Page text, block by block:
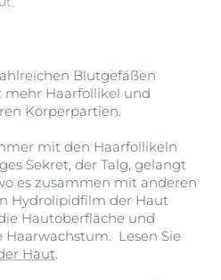
Blutgefäßen
Haarfollikel und
Körperpartien.
mit den Haarfollikeln
Sekret, der Talg, gelangt
es zusammen mit anderen
Hydrolipidfilm der Haut
Hautoberfläche und
Lesen Sie
Haut.